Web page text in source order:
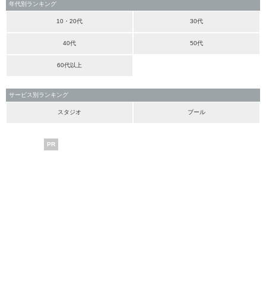
年代別ランキング
10・20代 30代
40代 50代
60代以上
サービス別ランキング
スタジオ プール
PR